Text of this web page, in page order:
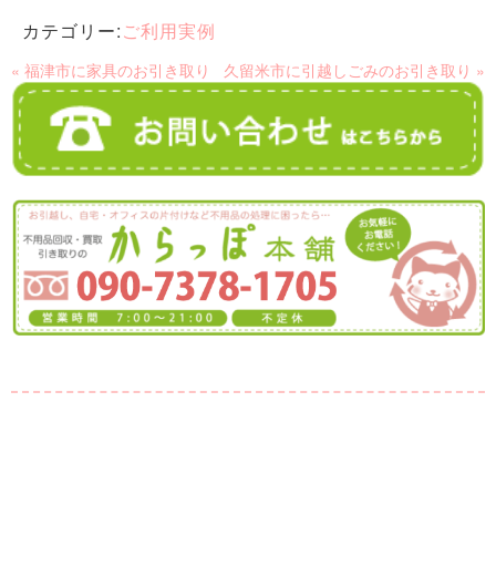
カテゴリー:ご利用実例
« 福津市に家具のお引き取り 久留米市に引越しごみのお引き取り »